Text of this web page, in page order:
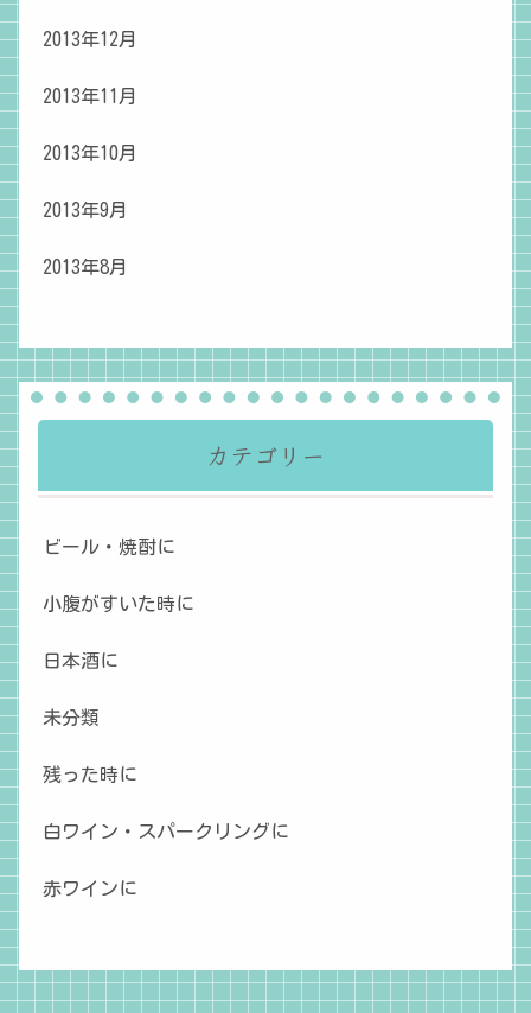
2013年12月
2013年11月
2013年10月
2013年9月
2013年8月
カテゴリー
ビール・焼酎に
小腹がすいた時に
日本酒に
未分類
残った時に
白ワイン・スパークリングに
赤ワインに